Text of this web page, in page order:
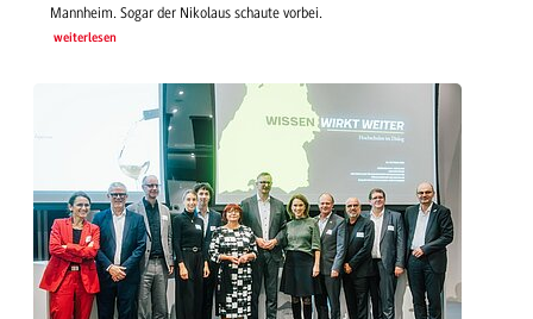
Mannheim. Sogar der Nikolaus schaute vorbei.
weiterlesen